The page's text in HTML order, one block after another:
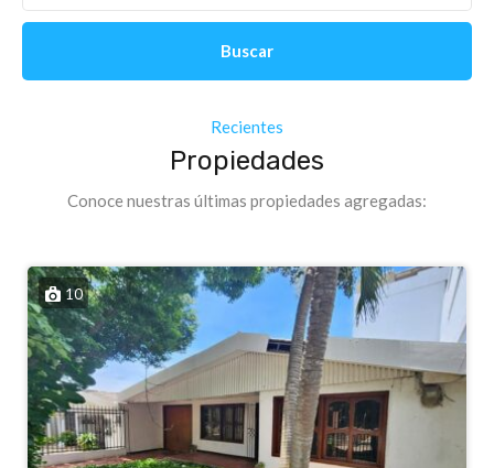
Buscar
Recientes
Propiedades
Conoce nuestras últimas propiedades agregadas:
10